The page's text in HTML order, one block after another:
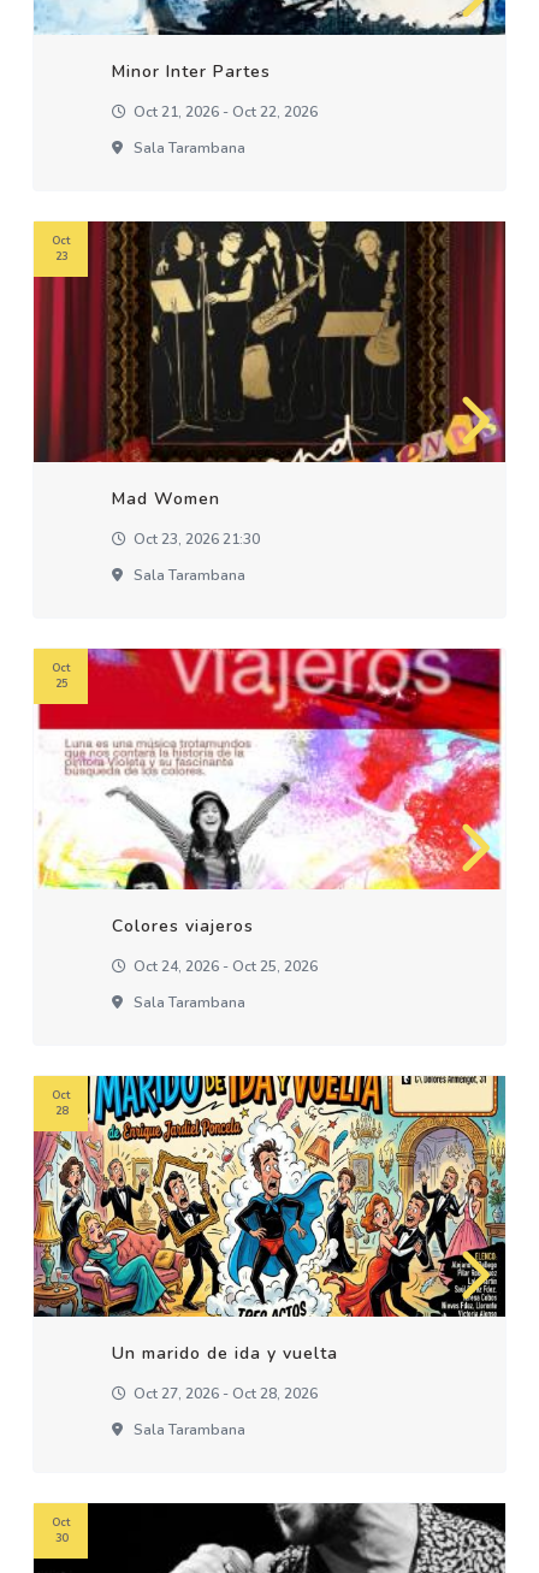
Minor Inter Partes
Oct 21, 2026 - Oct 22, 2026
Sala Tarambana
Mad Women
Oct 23, 2026 21:30
Sala Tarambana
Oct
23
Colores viajeros
Oct 24, 2026 - Oct 25, 2026
Sala Tarambana
Oct
25
Un marido de ida y vuelta
Oct 27, 2026 - Oct 28, 2026
Sala Tarambana
Oct
28
Oct
30